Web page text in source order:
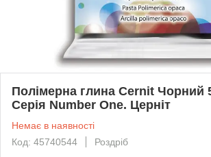
Полімерна глина Cernit Чорний
Серія Number One. Церніт
Немає в наявності
Код: 45740544
Роздріб